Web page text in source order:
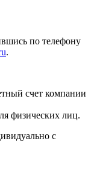
по телефону
.
счет компании
физических лиц.
с